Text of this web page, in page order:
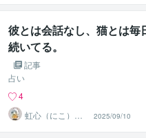
ん）
彼とは会話なし、猫とは毎
続いてる。
記事
占い
4
虹心（にこ）＠
香りと愛の導き
鑑定師
2025/09/10